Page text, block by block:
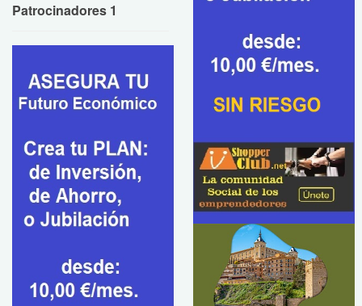
Patrocinadores 1